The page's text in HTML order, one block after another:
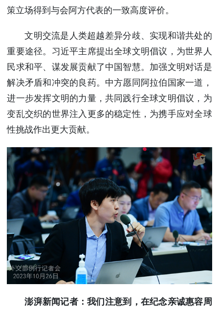
策立场得到与会阿方代表的一致高度评价。
文明交流是人类超越差异分歧、实现和谐共处的
重要途径。习近平主席提出全球文明倡议，为世界人
民求和平、谋发展贡献了中国智慧。加强文明对话是
解决矛盾和冲突的良药。中方愿同阿拉伯国家一道，
进一步发挥文明的力量，共同践行全球文明倡议，为
变乱交织的世界注入更多的稳定性，为携手应对全球
性挑战作出更大贡献。
澎湃新闻记者：我们注意到，在纪念亲诚惠容周